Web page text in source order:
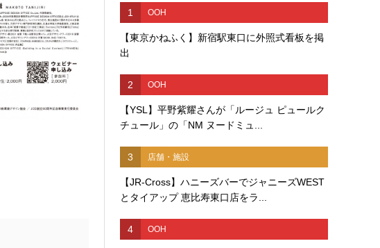
1 OOH
【東京かねふく】新宿駅東口に外照式看板を掲
出
2 OOH
【YSL】平野紫耀さんが「ルージュ ピュールク
チュール」の「NM ヌードミュ...
3 店舗・施設
【JR-Cross】ハニーズバーでジャニーズWEST
とタイアップ 恵比寿東口店をラ...
4 OOH